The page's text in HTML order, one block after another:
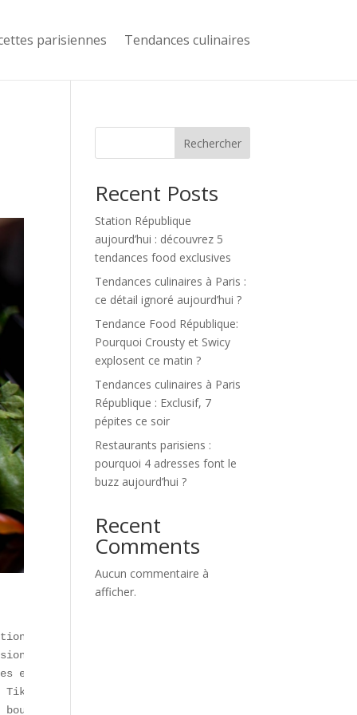
parisiennes Tendances culinaires
vidéo, univers sonores et performances live
culinaire** séduit. Parallèlement, menus 100 %
et burgers sains. Les **dark kitchens** (cuisines
La génération Z redéfinit les codes de la
figurent désormais parmi les best-sellers
Rechercher
Recent Posts
Station République
aujourd’hui : découvrez 5
tendances food exclusives
Tendances culinaires à Paris :
ce détail ignoré aujourd’hui ?
Tendance Food République:
Pourquoi Crousty et Swicy
explosent ce matin ?
Tendances culinaires à Paris
République : Exclusif, 7
pépites ce soir
Restaurants parisiens :
pourquoi 4 adresses font le
buzz aujourd’hui ?
Recent
Comments
Aucun commentaire à
afficher.